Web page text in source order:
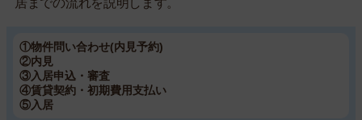
居までの流れを説明します。
①物件問い合わせ(内見予約)
②内見
③入居申込・審査
④賃貸契約・初期費用支払い
⑤入居